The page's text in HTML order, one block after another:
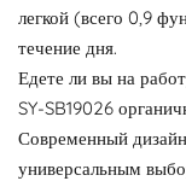
легкой (всего 0,9
течение дня.
Едете ли вы на
SY-SB19026
Современный
универсальным